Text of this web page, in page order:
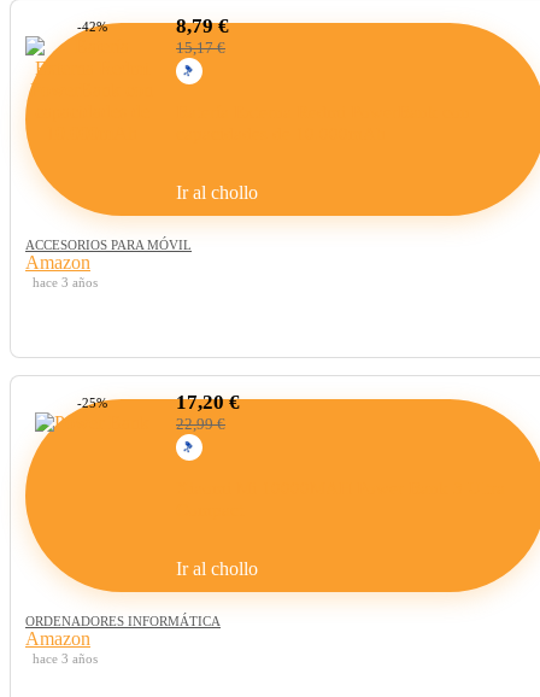
-42% 8,79 €
15,17 €
Ir al chollo
ACCESORIOS PARA MÓVIL
Amazon
hace 3 años
-25% 17,20 €
22,99 €
Ir al chollo
ORDENADORES INFORMÁTICA
Amazon
hace 3 años